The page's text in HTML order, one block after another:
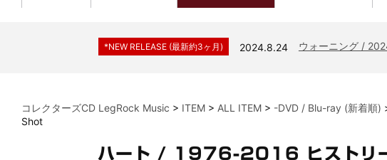
*NEW RELEASE (最新約3ヶ月) 2024.6.9 ジャーニー / 1979
*NEW RELEASE (最新約3ヶ月) 2024.8.24 ウォーニング /
スコーピオンズ /
*NEW RELEASE (最新約3ヶ月) 2024.6.9 リアム・ギャラガ
コレクターズCD LegRock Music > ITEM > ALL ITEM > -DVD / Blu-ray (新着順)
Shot
ハート / 1976-2016 ヒストリ